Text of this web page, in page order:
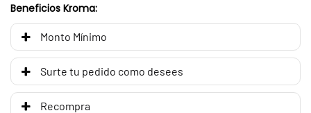
Beneficios Kroma:
Monto Mínimo
Surte tu pedido como desees
Recompra